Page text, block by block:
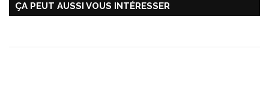
ÇA PEUT AUSSI VOUS INTÉRESSER